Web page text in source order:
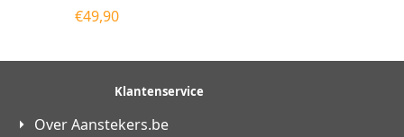
€49,90
Klantenservice
Over Aanstekers.be